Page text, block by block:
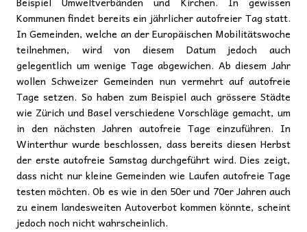
Kommunen findet bereits ein jährlicher autofreier Tag statt.
In Gemeinden, welche an der Europäischen Mobilitätswoche
teilnehmen, wird von diesem Datum jedoch auch
gelegentlich um wenige Tage abgewichen. Ab diesem Jahr
wollen Schweizer Gemeinden nun vermehrt auf autofreie
Tage setzen. So haben zum Beispiel auch grössere Städte
wie Zürich und Basel verschiedene Vorschläge gemacht, um
in den nächsten Jahren autofreie Tage einzuführen. In
Winterthur wurde beschlossen, dass bereits diesen Herbst
der erste autofreie Samstag durchgeführt wird. Dies zeigt,
dass nicht nur kleine Gemeinden wie Laufen autofreie Tage
testen möchten. Ob es wie in den 50er und 70er Jahren auch
zu einem landesweiten Autoverbot kommen könnte, scheint
jedoch noch nicht wahrscheinlich.